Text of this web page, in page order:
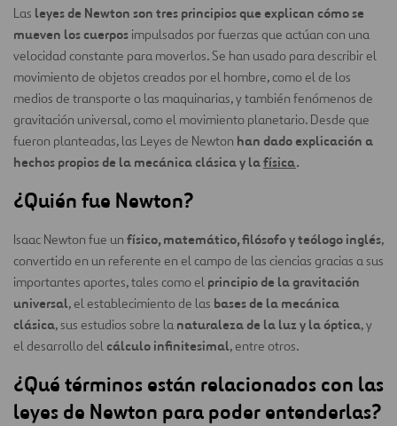
Las leyes de Newton son tres principios que explican cómo se
mueven los cuerpos impulsados por fuerzas que actúan con una
velocidad constante para moverlos. Se han usado para describir el
movimiento de objetos creados por el hombre, como el de los
medios de transporte o las maquinarias, y también fenómenos de
gravitación universal, como el movimiento planetario. Desde que
fueron planteadas, las Leyes de Newton han dado explicación a
hechos propios de la mecánica clásica y lafísica.
¿Quién fue Newton?
Isaac Newton fue un físico, matemático, filósofo y teólogo inglés,
convertido en un referente en el campo de las ciencias gracias a sus
importantes aportes, tales como el principio de la gravitación
universal, el establecimiento de las bases de la mecánica
clásica, sus estudios sobre la naturaleza de la luz y la óptica, y
el desarrollo delcálculo infinitesimal, entre otros.
¿Qué términos están relacionados con las
leyes de Newton para poder entenderlas?